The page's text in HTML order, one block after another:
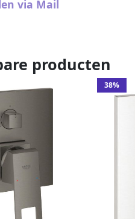
producten
38%